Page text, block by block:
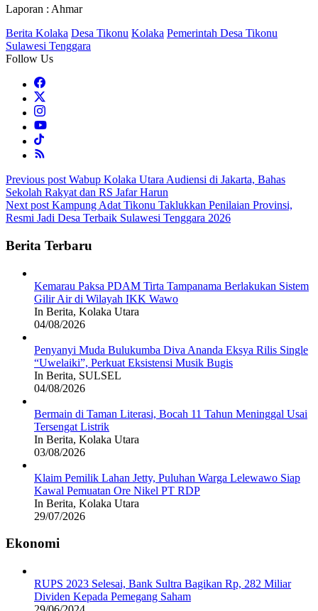
Laporan : Ahmar
Berita Kolaka Desa Tikonu Kolaka Pemerintah Desa Tikonu
Sulawesi Tenggara
Follow Us
Post
navigation
Previous post Wabup Kolaka Utara Audiensi di Jakarta, Bahas
Sekolah Rakyat dan RS Jafar Harun
Next post Kampung Adat Tikonu Taklukkan Penilaian Provinsi,
Resmi Jadi Desa Terbaik Sulawesi Tenggara 2026
Berita Terbaru
Kemarau Paksa PDAM Tirta Tampanama Berlakukan Sistem
Gilir Air di Wilayah IKK Wawo
In Berita, Kolaka Utara
04/08/2026
Penyanyi Muda Bulukumba Diva Ananda Eksya Rilis Single
“Uwelaiki”, Perkuat Eksistensi Musik Bugis
In Berita, SULSEL
04/08/2026
Bermain di Taman Literasi, Bocah 11 Tahun Meninggal Usai
Tersengat Listrik
In Berita, Kolaka Utara
03/08/2026
Klaim Pemilik Lahan Jetty, Puluhan Warga Lelewawo Siap
Kawal Pemuatan Ore Nikel PT RDP
In Berita, Kolaka Utara
29/07/2026
Ekonomi
RUPS 2023 Selesai, Bank Sultra Bagikan Rp, 282 Miliar
Dividen Kepada Pemegang Saham